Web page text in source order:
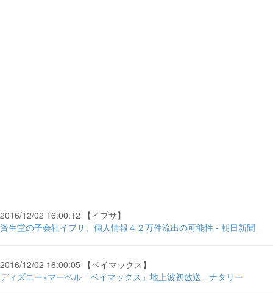
2016/12/02 16:00:12 【イプサ】
資生堂の子会社イプサ、個人情報４２万件流出の可能性 - 朝日新聞
2016/12/02 16:00:05 【ベイマックス】
ディズニー×マーベル「ベイマックス」地上波初放送 - ナタリー